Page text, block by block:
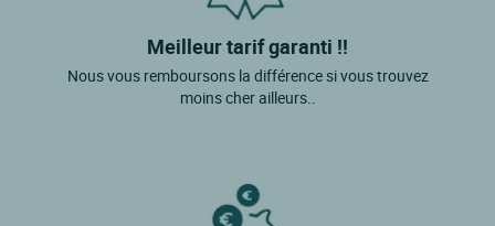
Meilleur tarif garanti !!
Nous vous remboursons la différence si vous trouvez
moins cher ailleurs..